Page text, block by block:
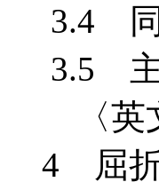
3.4 同
3.5 主
〈英文
4 屈折